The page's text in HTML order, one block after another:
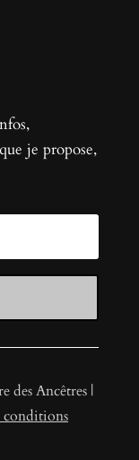
je propose,
des Ancêtres |
conditions